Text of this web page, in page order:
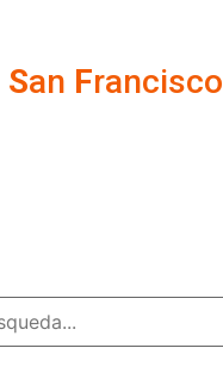
San Francisco